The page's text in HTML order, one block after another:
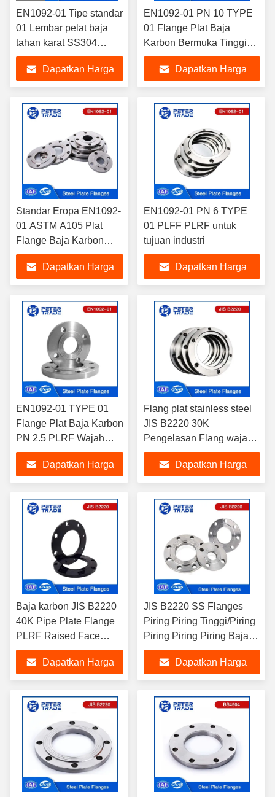
EN1092-01 Tipe standar
01 Lembar pelat baja
tahan karat SS304
SS316L PN 2.5 PLFF
Dapatkan Harga
EN1092-01 PN 10 TYPE
01 Flange Plat Baja
Karbon Bermuka Tinggi
PLRF untuk Sistem Pipa
Dapatkan Harga
Standar Eropa EN1092-
01 ASTM A105 Plat
Flange Baja Karbon
PN16 PLFF/PLRF untuk
Aplikasi Industri
Dapatkan Harga
EN1092-01 PN 6 TYPE
01 PLFF PLRF untuk
tujuan industri
Dapatkan Harga
EN1092-01 TYPE 01
Flange Plat Baja Karbon
PN 2.5 PLRF Wajah
yang Diangkat untuk
Layanan Industri
Dapatkan Harga
Flang plat stainless steel
JIS B2220 30K
Pengelasan Flang wajah
yang ditinggikan
Dapatkan Harga
Baja karbon JIS B2220
40K Pipe Plate Flange
PLRF Raised Face
A105 untuk aplikasi
industriDapatkan Harga
JIS B2220 SS Flanges
Piring Piring Tinggi/Piring
Piring Piring Piring Baja
Rinsing untuk Pengolahan
Dapatkan Harga